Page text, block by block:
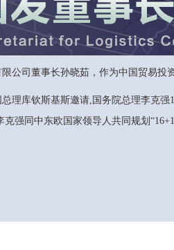
公司董事长孙晓茹，作为中国贸易
理库钦斯基斯邀请,国务院总理李克
克强同中东欧国家领导人共同规划